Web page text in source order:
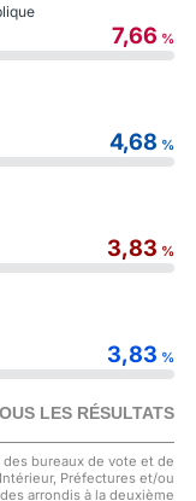
7,66 %
4,68 %
3,83 %
3,83 %
LES RÉSULTATS
bureaux de vote et de
Préfectures et/ou
arrondis à la deuxième